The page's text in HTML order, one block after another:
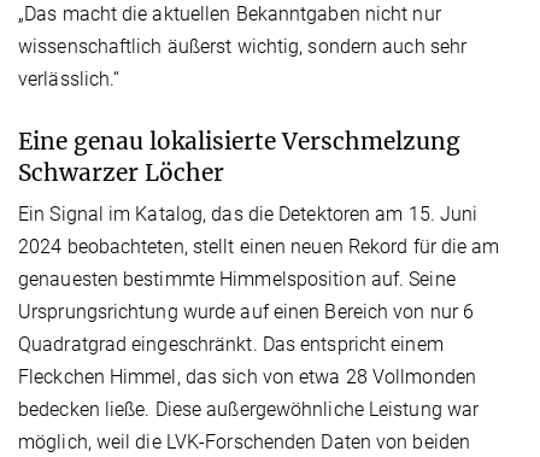
„Das macht die aktuellen Bekanntgaben nicht nur
wissenschaftlich äußerst wichtig, sondern auch sehr
verlässlich.“
Eine genau lokalisierte Verschmelzung
Schwarzer Löcher
Ein Signal im Katalog, das die Detektoren am 15. Juni
2024 beobachteten, stellt einen neuen Rekord für die am
genauesten bestimmte Himmelsposition auf. Seine
Ursprungsrichtung wurde auf einen Bereich von nur 6
Quadratgrad eingeschränkt. Das entspricht einem
Fleckchen Himmel, das sich von etwa 28 Vollmonden
bedecken ließe. Diese außergewöhnliche Leistung war
möglich, weil die LVK-Forschenden Daten von beiden